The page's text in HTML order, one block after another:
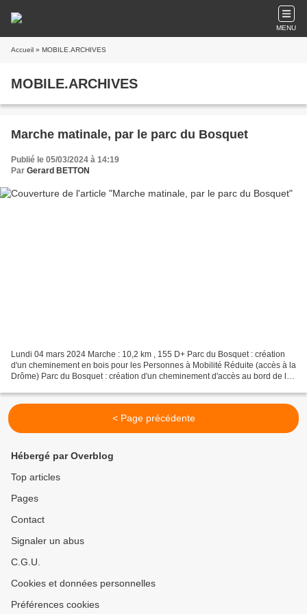
MENU
Accueil » MOBILE.ARCHIVES
MOBILE.ARCHIVES
Marche matinale, par le parc du Bosquet
Publié le 05/03/2024 à 14:19
Par Gerard BETTON
Lundi 04 mars 2024 Marche : 10,2 km , 155 D+ Parc du Bosquet : création
d'un cheminement en bois pour les Personnes à Mobilité Réduite (accès à la
Drôme) Parc du Bosquet : création d'un cheminement d'accès au bord de la
< Page précédente
Hébergé par Overblog
Top articles
Pages
Contact
Signaler un abus
C.G.U.
Cookies et données personnelles
Préférences cookies